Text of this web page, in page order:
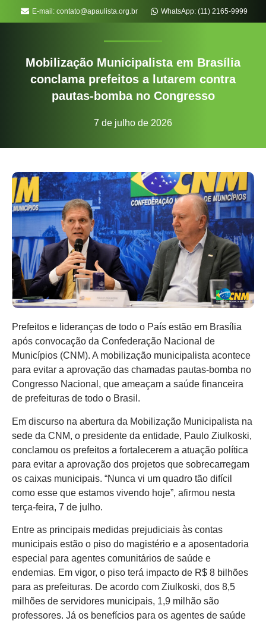
E-mail: contato@apaulista.org.br WhatsApp: (11) 2165-9999
Mobilização Municipalista em Brasília
conclama prefeitos a lutarem contra
pautas-bomba no Congresso
7 de julho de 2026
Prefeitos e lideranças de todo o País estão em Brasília
após convocação da Confederação Nacional de
Municípios (CNM). A mobilização municipalista acontece
para evitar a aprovação das chamadas pautas-bomba no
Congresso Nacional, que ameaçam a saúde financeira
de prefeituras de todo o Brasil.
Em discurso na abertura da Mobilização Municipalista na
sede da CNM, o presidente da entidade, Paulo Ziulkoski,
conclamou os prefeitos a fortalecerem a atuação política
para evitar a aprovação dos projetos que sobrecarregam
os caixas municipais. “Nunca vi um quadro tão difícil
como esse que estamos vivendo hoje”, afirmou nesta
terça-feira, 7 de julho.
Entre as principais medidas prejudiciais às contas
municipais estão o piso do magistério e a aposentadoria
especial para agentes comunitários de saúde e
endemias. Em vigor, o piso terá impacto de R$ 8 bilhões
para as prefeituras. De acordo com Ziulkoski, dos 8,5
milhões de servidores municipais, 1,9 milhão são
professores. Já os benefícios para os agentes de saúde